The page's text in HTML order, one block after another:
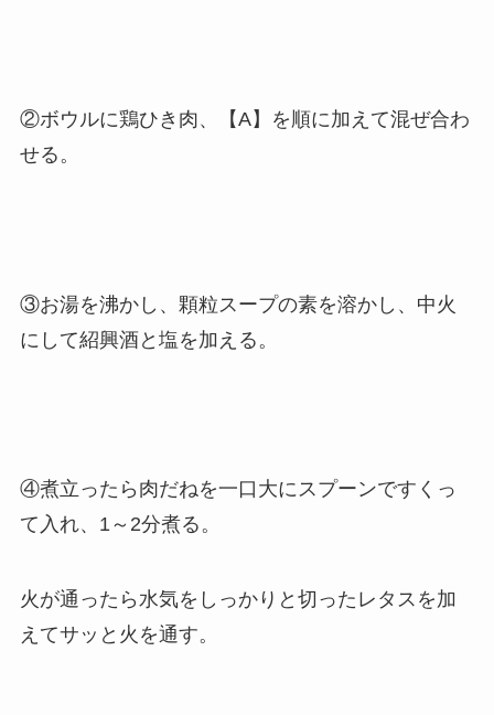
②ボウルに鶏ひき肉、【A】を順に加えて混ぜ合わ
せる。
③お湯を沸かし、顆粒スープの素を溶かし、中火
にして紹興酒と塩を加える。
④煮立ったら肉だねを一口大にスプーンですくっ
て入れ、1～2分煮る。
火が通ったら水気をしっかりと切ったレタスを加
えてサッと火を通す。